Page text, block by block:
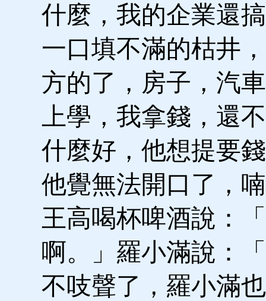
什麼，我的企業還
一口填不滿的枯井
方的了，房子，汽
上學，我拿錢，還
什麼好，他想提要
他覺無法開口了，
王高喝杯啤酒說：
啊。」羅小滿說：
不吱聲了，羅小滿